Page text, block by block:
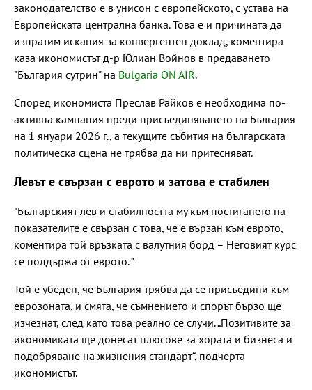
законодателство е в унисон с европейското, с устава на
Европейската централна банка. Това е и причината да
изпратим искания за конвергентен доклад, коментира
каза икономистът д-р Юлиан Войнов в предаването
"България сутрин" на Bulgaria ON AIR.
Според икономиста Преслав Райков е необходима по-
активна кампания преди присъединяването на България
на 1 януари 2026 г., а текущите събития на българската
политическа сцена не трябва да ни притесняват.
Левът е свързан с еврото и затова е стабилен
"Българският лев и стабилността му към постигането на
показателите е свързан с това, че е вързан към еврото,
коментира той връзката с валутния борд – Неговият курс
се поддържа от еврото. “
Той е убеден, че България трябва да се присъедини към
еврозоната, и смята, че съмнението и спорът бързо ще
изчезнат, след като това реално се случи. „Позитивите за
икономиката ще донесат плюсове за хората и бизнеса и
подобряване на жизнения стандарт“, подчерта
икономистът.